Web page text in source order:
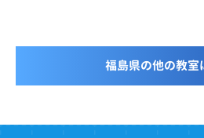
福島県の他の教室